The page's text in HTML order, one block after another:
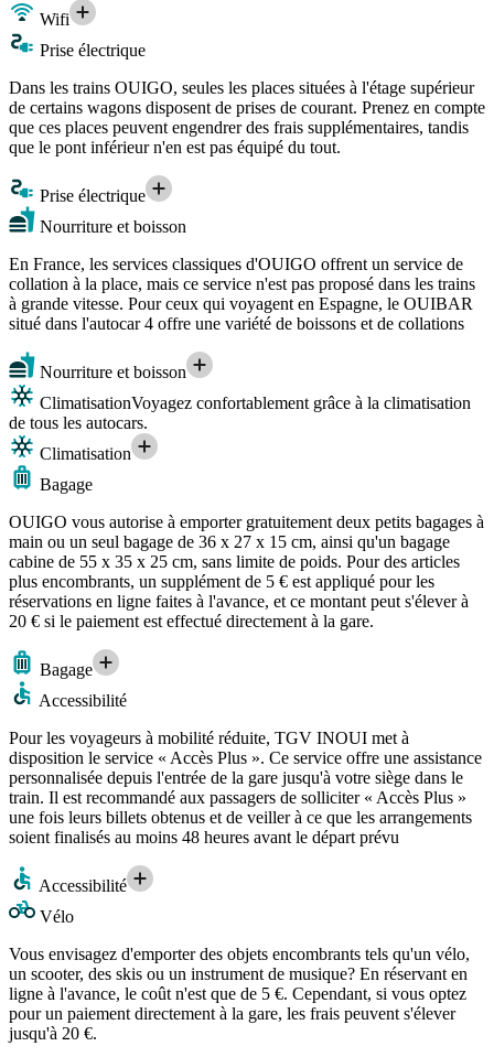
Wifi
Prise électrique
Dans les trains OUIGO, seules les places situées à l'étage supérieur
de certains wagons disposent de prises de courant. Prenez en compte
que ces places peuvent engendrer des frais supplémentaires, tandis
que le pont inférieur n'en est pas équipé du tout.
Prise électrique
Nourriture et boisson
En France, les services classiques d'OUIGO offrent un service de
collation à la place, mais ce service n'est pas proposé dans les trains
à grande vitesse. Pour ceux qui voyagent en Espagne, le OUIBAR
situé dans l'autocar 4 offre une variété de boissons et de collations
Nourriture et boisson
ClimatisationVoyagez confortablement grâce à la climatisation
de tous les autocars.
Climatisation
Bagage
OUIGO vous autorise à emporter gratuitement deux petits bagages à
main ou un seul bagage de 36 x 27 x 15 cm, ainsi qu'un bagage
cabine de 55 x 35 x 25 cm, sans limite de poids. Pour des articles
plus encombrants, un supplément de 5 € est appliqué pour les
réservations en ligne faites à l'avance, et ce montant peut s'élever à
20 € si le paiement est effectué directement à la gare.
Bagage
Accessibilité
Pour les voyageurs à mobilité réduite, TGV INOUI met à
disposition le service « Accès Plus ». Ce service offre une assistance
personnalisée depuis l'entrée de la gare jusqu'à votre siège dans le
train. Il est recommandé aux passagers de solliciter « Accès Plus »
une fois leurs billets obtenus et de veiller à ce que les arrangements
soient finalisés au moins 48 heures avant le départ prévu
Accessibilité
Vélo
Vous envisagez d'emporter des objets encombrants tels qu'un vélo,
un scooter, des skis ou un instrument de musique? En réservant en
ligne à l'avance, le coût n'est que de 5 €. Cependant, si vous optez
pour un paiement directement à la gare, les frais peuvent s'élever
jusqu'à 20 €.